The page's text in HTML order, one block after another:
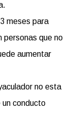
meses para
personas que no
aumentar
no esta
conducto